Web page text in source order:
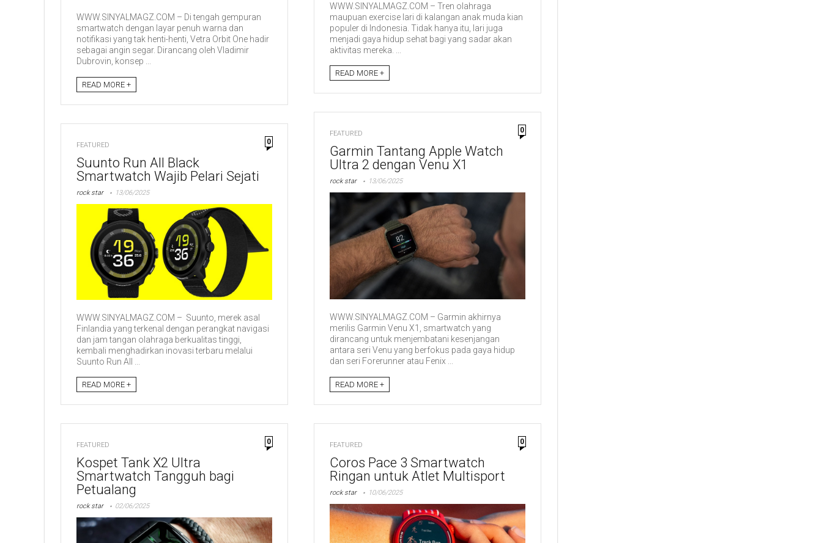
WWW.SINYALMAGZ.COM – Tren olahraga
maupuan exercise lari di kalangan anak muda kian
populer di Indonesia. Tidak hanya itu, lari juga
menjadi gaya hidup sehat bagi yang sadar akan
aktivitas mereka. ...
READ MORE +
WWW.SINYALMAGZ.COM – Di tengah gempuran
smartwatch dengan layar penuh warna dan
notifikasi yang tak henti-henti, Vetra Orbit One hadir
sebagai angin segar. Dirancang oleh Vladimir
Dubrovin, konsep ...
READ MORE +
FEATURED 0
Garmin Tantang Apple Watch
Ultra 2 dengan Venu X1
rock star 13/06/2025
WWW.SINYALMAGZ.COM – Garmin akhirnya
merilis Garmin Venu X1, smartwatch yang
dirancang untuk menjembatani kesenjangan
antara seri Venu yang berfokus pada gaya hidup
dan seri Forerunner atau Fenix ...
READ MORE +
FEATURED 0
Suunto Run All Black
Smartwatch Wajib Pelari Sejati
rock star 13/06/2025
WWW.SINYALMAGZ.COM – Suunto, merek asal
Finlandia yang terkenal dengan perangkat navigasi
dan jam tangan olahraga berkualitas tinggi,
kembali menghadirkan inovasi terbaru melalui
Suunto Run All ...
READ MORE +
FEATURED 0
Coros Pace 3 Smartwatch
Ringan untuk Atlet Multisport
rock star 10/06/2025
FEATURED 0
Kospet Tank X2 Ultra
Smartwatch Tangguh bagi
Petualang
rock star 02/06/2025